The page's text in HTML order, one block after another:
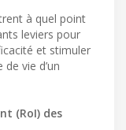
à quel point
leviers pour
et stimuler
vie d’un
(RoI) des